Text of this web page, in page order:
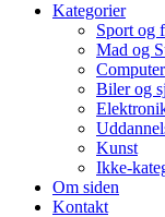
Kategorier
Sport og
Mad og
Biler og
Kunst
Ikke-
Om siden
Kontakt